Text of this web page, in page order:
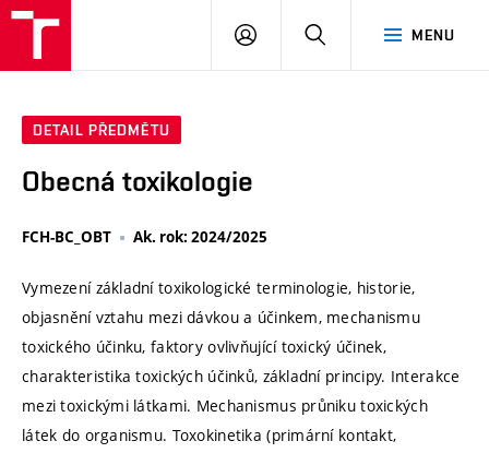
MENU
PŘIHLÁSIT
DETAIL PŘEDMĚTU
Obecná toxikologie
FCH-BC_OBT Ak. rok: 2024/2025
Vymezení základní toxikologické terminologie, historie,
objasnění vztahu mezi dávkou a účinkem, mechanismu
toxického účinku, faktory ovlivňující toxický účinek,
charakteristika toxických účinků, základní principy. Interakce
mezi toxickými látkami. Mechanismus průniku toxických
látek do organismu. Toxokinetika (primární kontakt,